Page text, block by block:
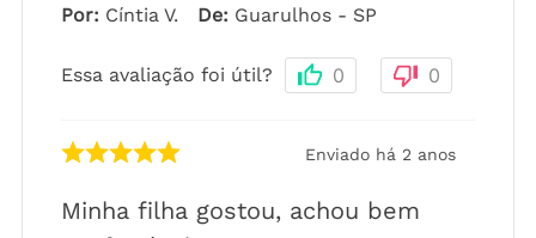
Por: Cíntia V. De: Guarulhos - SP
Essa avaliação foi útil? 0 0
Enviado há 2 anos
Minha filha gostou, achou bem